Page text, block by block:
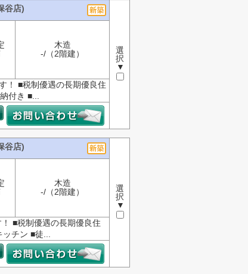
谷店)
選
択
▼
木造
-/（2階建）
！ ■税制優遇の長期優良住
付き ■...
谷店)
選
択
▼
木造
-/（2階建）
■税制優遇の長期優良住
チン ■徒...